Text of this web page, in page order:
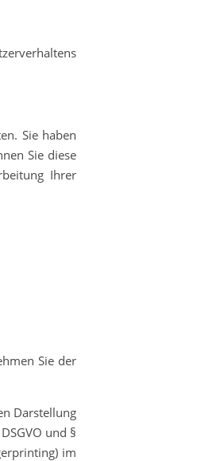
Sie haben
Sie diese
Ihrer
Sie der
Darstellung
und §
im